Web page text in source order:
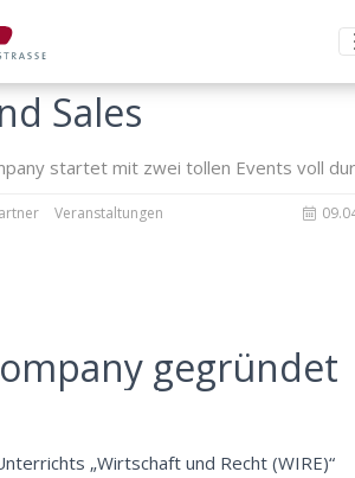
Sales
startet mit zwei tollen Events voll
Veranstaltungen
gegründet
„Wirtschaft und Recht (WIRE)“